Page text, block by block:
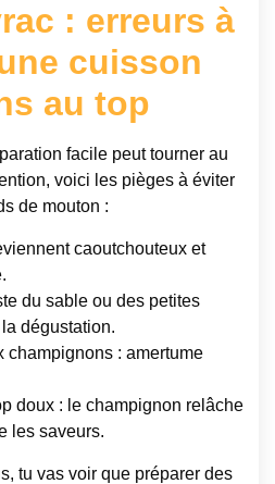
: erreurs à
cuisson
au top
facile peut tourner au
voici les pièges à éviter
de mouton :
caoutchouteux et
du sable ou des petites
dégustation.
champignons : amertume
doux : le champignon relâche
les saveurs.
tu vas voir que préparer des